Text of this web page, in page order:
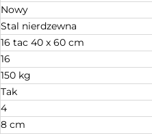
Nowy
Stal nierdzewna
16 tac 40 x 60 cm
16
150 kg
Tak
4
8 cm